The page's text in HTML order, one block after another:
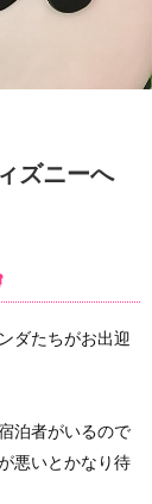
ズニーへ
ダたちがお出迎
泊者がいるので
悪いとかなり待